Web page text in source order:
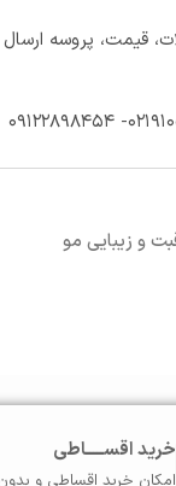
قیمت، پروسه
و زیبایی مو
خرید اقســـــاطی